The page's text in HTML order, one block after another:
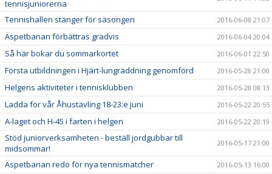
tennisjuniorerna
Tennishallen stänger för säsongen 2016-06-08 21:07
Äspetbanan förbättras gradvis 2016-06-04 20:04
Så här bokar du sommarkortet 2016-06-01 22:50
Första utbildningen i Hjärt-lungräddning genomförd 2016-05-28 21:00
Helgens aktiviteter i tennisklubben 2016-05-28 08:13
Ladda för vår Åhustävling 18-23:e juni 2016-05-22 20:55
A-laget och H-45 i farten i helgen 2016-05-22 20:19
Stöd juniorverksamheten - beställ jordgubbar till
midsommar!
2016-05-17 21:00
Äspetbanan redo för nya tennismatcher 2016-05-13 16:00